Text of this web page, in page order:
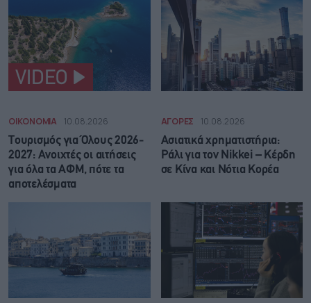
VIDEO
ΟΙΚΟΝΟΜΙΑ 10.08.2026
Τουρισμός για Όλους 2026-
2027: Ανοιχτές οι αιτήσεις
για όλα τα ΑΦΜ, πότε τα
αποτελέσματα
ΑΓΟΡΕΣ 10.08.2026
Ασιατικά χρηματιστήρια:
Ράλι για τον Nikkei – Κέρδη
σε Κίνα και Νότια Κορέα